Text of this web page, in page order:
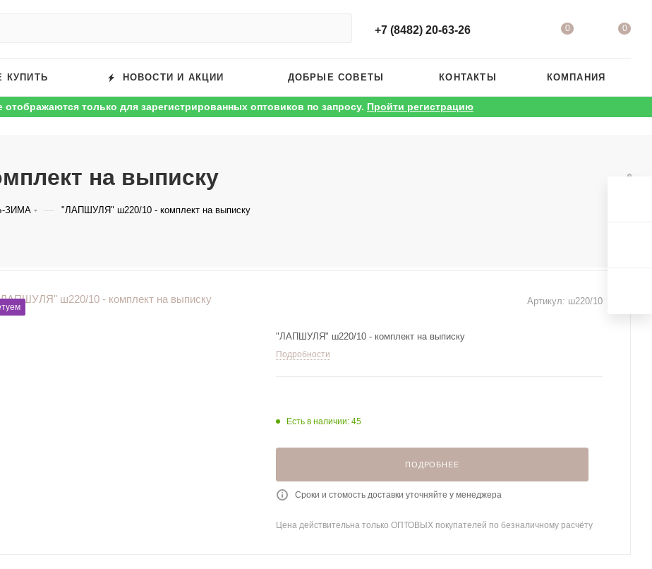
+7 (8482) 20-63-26 0 0
КУПИТЬ НОВОСТИ И АКЦИИ ДОБРЫЕ СОВЕТЫ КОНТАКТЫ КОМПАНИЯ
только для зарегистрированных оптовиков по запросу. Пройти регистрацию
на выписку
ЗИМА — "ЛАПШУЛЯ" ш220/10 - комплект на выписку
Артикул: ш220/10
"ЛАПШУЛЯ" ш220/10 - комплект на выписку
Подробности
Есть в наличии: 45
ПОДРОБНЕЕ
Сроки и стомость доставки уточняйте у менеджера
Цена действительна только ОПТОВЫХ покупателей по безналичному расчёту